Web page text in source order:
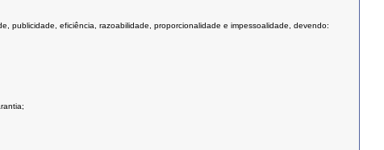
publicidade, eficiência, razoabilidade, proporcionalidade e impessoalidade, devendo: